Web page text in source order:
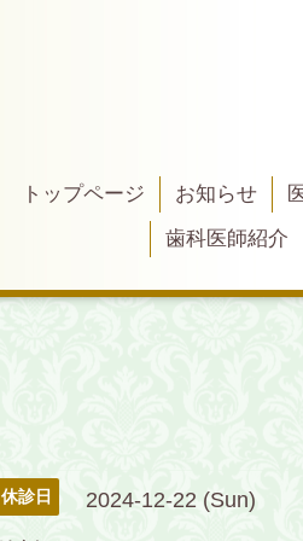
トップページ お知らせ
歯科医師紹介
休診日 2024-12-22 (Sun)